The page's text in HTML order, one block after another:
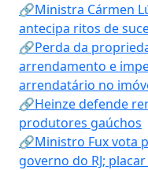
🔗Ministra Cármen
antecipa ritos de
🔗Perda da
arrendamento e
arrendatário no
🔗Heinze defende
produtores gaúchos
🔗Ministro Fux vota
governo do RJ; placar